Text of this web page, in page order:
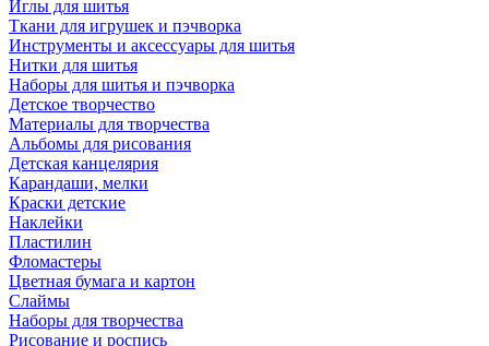
Иглы для шитья
Ткани для игрушек и пэчворка
Инструменты и аксессуары для шитья
Нитки для шитья
Наборы для шитья и пэчворка
Детское творчество
Материалы для творчества
Альбомы для рисования
Детская канцелярия
Карандаши, мелки
Краски детские
Наклейки
Пластилин
Фломастеры
Цветная бумага и картон
Слаймы
Наборы для творчества
Рисование и роспись